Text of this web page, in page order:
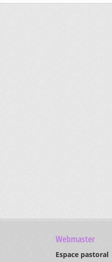
Webmaster
Espace pastoral